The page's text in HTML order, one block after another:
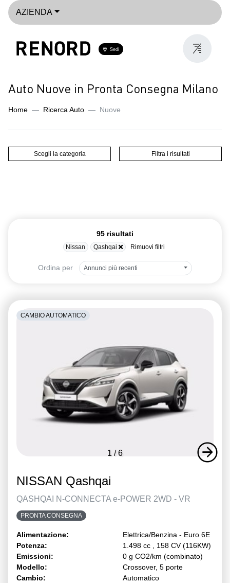
AZIENDA
Sedi
Auto Nuove in Pronta Consegna Milano
Home Ricerca Auto Nuove
Scegli la categoria Filtra i risultati
95 risultati
Nissan Qashqai Rimuovi filtri
Ordina per Annunci più recenti
1 /6
CAMBIO AUTOMATICO
NISSAN Qashqai
QASHQAI N-CONNECTA e-POWER 2WD - VR
PRONTA CONSEGNA
Alimentazione:
Elettrica/Benzina - Euro 6E
Potenza:
1.498 cc , 158 CV (116KW)
Emissioni:
0 g CO2/km (combinato)
Modello:
Crossover, 5 porte
Cambio:
Automatico